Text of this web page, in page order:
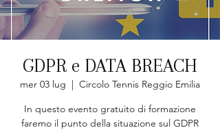
GDPR e DATA BREACH
mer 03 lug
  |
Circolo Tennis Reggio Emilia
In questo evento gratuito di formazione
faremo il punto della situazione sul GDPR